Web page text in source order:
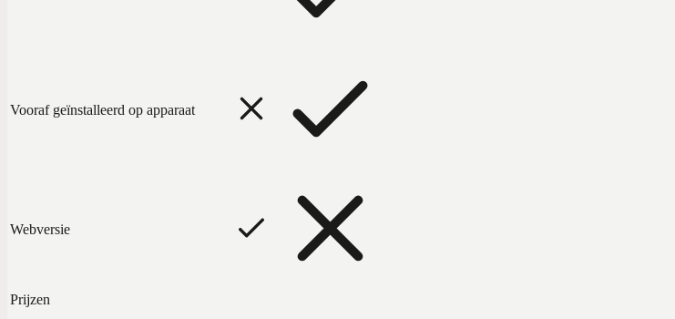
Vooraf geïnstalleerd op apparaat
Webversie
Prijzen